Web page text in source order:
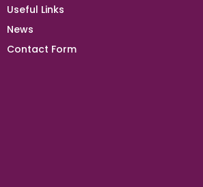
Useful Links
News
Contact Form